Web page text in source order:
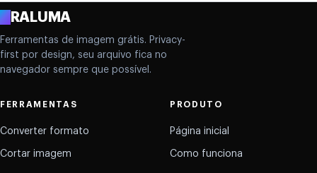
ARALUMA
Ferramentas de imagem grátis. Privacy-
first por design, seu arquivo fica no
navegador sempre que possível.
FERRAMENTAS
Converter formato
Cortar imagem
PRODUTO
Página inicial
Como funciona